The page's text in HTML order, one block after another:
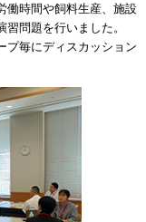
働時間や飼料生産、施設
問題を行いました。
プ毎にディスカッション